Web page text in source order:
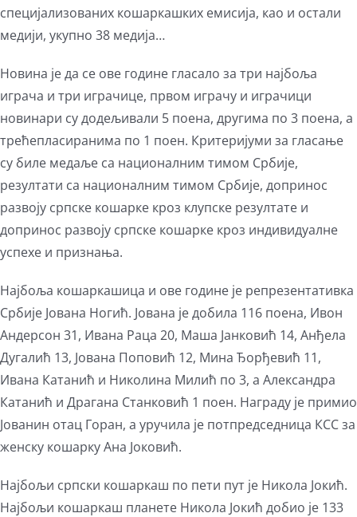
специјализованих кошаркашких емисија, као и остали
медији, укупно 38 медија…
Новина је да се ове године гласало за три најбоља
играча и три играчице, првом играчу и играчици
новинари су додељивали 5 поена, другима по 3 поена, а
трећепласиранима по 1 поен. Критеријуми за гласање
су биле медаље са националним тимом Србије,
резултати са националним тимом Србије, допринос
развоју српске кошарке кроз клупске резултате и
допринос развоју српске кошарке кроз индивидуалне
успехе и признања.
Најбоља кошаркашица и ове године је репрезентативка
Србије Јована Ногић. Јована је добила 116 поена, Ивон
Андерсон 31, Ивана Раца 20, Маша Јанковић 14, Анђела
Дугалић 13, Јована Поповић 12, Мина Ђорђевић 11,
Ивана Катанић и Николина Милић по 3, а Александра
Катанић и Драгана Станковић 1 поен. Награду је примио
Јованин отац Горан, а уручила је потпредседница КСС за
женску кошарку Ана Јоковић.
Најбољи српски кошаркаш по пети пут је Никола Јокић.
Најбољи кошаркаш планете Никола Јокић добио је 133